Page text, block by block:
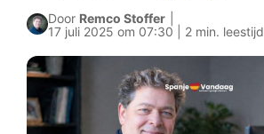
Door Remco Stoffer
17 juli 2025 om 07:30 | 2 min. leestijd